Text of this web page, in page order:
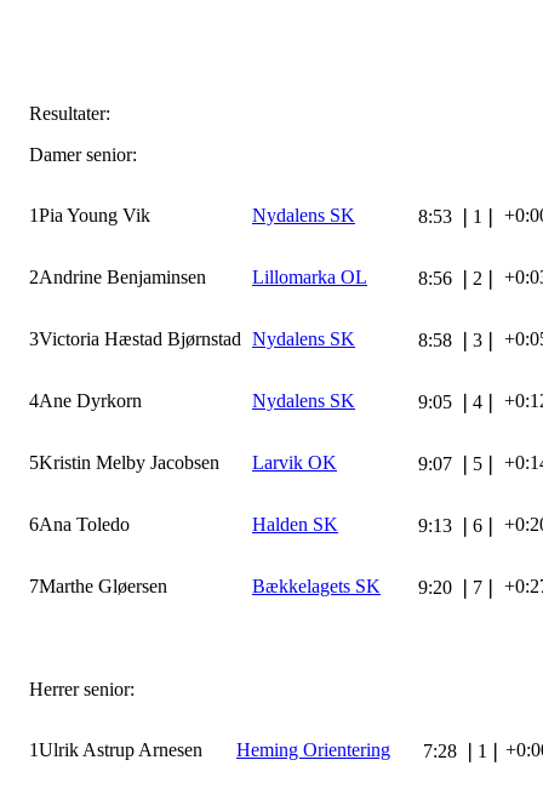
Resultater:
Damer senior:
1Pia Young Vik Nydalens SK 8:53 1
2Andrine Benjaminsen Lillomarka OL 8:56 2
3Victoria Hæstad Bjørnstad Nydalens SK 8:58 3
4Ane Dyrkorn Nydalens SK 9:05 4
5Kristin Melby Jacobsen Larvik OK 9:07 5
6Ana Toledo Halden SK 9:13 6
7Marthe Gløersen Bækkelagets SK 9:20 7
Herrer senior:
1Ulrik Astrup Arnesen Heming Orientering 7:28 1